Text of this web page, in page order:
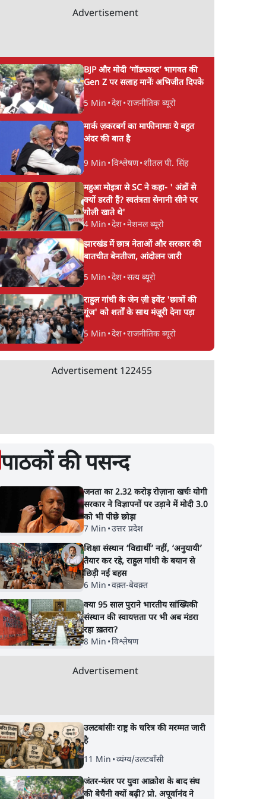
Advertisement
BJP और मोदी ‘गॉडफादर’ भागवत की
Gen Z पर सलाह मानेंः अभिजीत दिपके
5 Min •देश•राजनीतिक ब्यूरो
मार्क ज़करबर्ग का माफीनामाः ये बहुत
अंदर की बात है
9 Min •विश्लेषण•शीतल पी. सिंह
महुआ मोइत्रा से SC ने कहा- ' अंडों से
क्यों डरती हैं? स्वतंत्रता सेनानी सीने पर
गोली खाते थे'
4 Min •देश•नेशनल ब्यूरो
झारखंड में छात्र नेताओं और सरकार की
बातचीत बेनतीजा, आंदोलन जारी
5 Min •देश•सत्य ब्यूरो
राहुल गांधी के जेन ज़ी इवेंट 'छात्रों की
गूंज' को शर्तों के साथ मंज़ूरी देना पड़ा
5 Min •देश•राजनीतिक ब्यूरो
Advertisement 122455
पाठकों की पसन्द
जनता का 2.32 करोड़ रोज़ाना खर्चः योगी
सरकार ने विज्ञापनों पर उड़ाने में मोदी 3.0
को भी पीछे छोड़ा
7 Min •उत्तर प्रदेश
शिक्षा संस्थान ‘विद्यार्थी’ नहीं, ‘अनुयायी’
तैयार कर रहे, राहुल गांधी के बयान से
छिड़ी नई बहस
6 Min •वक़्त-बेवक़्त
क्या 95 साल पुराने भारतीय सांख्यिकी
संस्थान की स्वायत्तता पर भी अब मंडरा
रहा ख़तरा?
8 Min •विश्लेषण
Advertisement
उलटबांसीः राष्ट्र के चरित्र की मरम्मत जारी
है
11 Min •व्यंग्य/उलटबाँसी
जंतर-मंतर पर युवा आक्रोश के बाद संघ
की बेचैनी क्यों बढ़ी? प्रो. अपूर्वानंद ने